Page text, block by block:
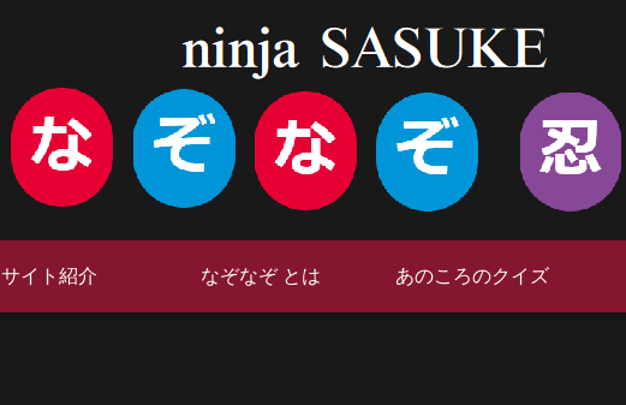
サイト紹介 なぞなぞ とは あのころのクイズ